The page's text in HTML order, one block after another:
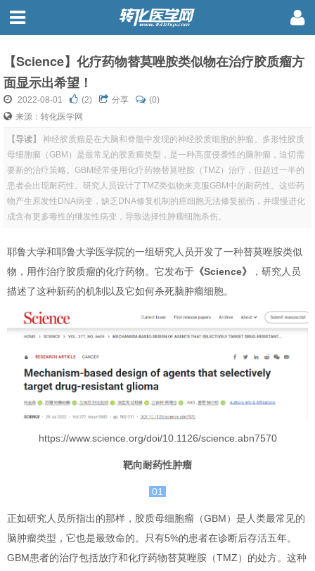
【Science】化疗药物替莫唑胺类似物在治疗胶质瘤方
面显示出希望！
2022-08-01 (2) 分享
(0)
来源：转化医学网
【导读】
神经胶质瘤是在大脑和脊髓中发现的神经胶质细胞的肿瘤。多形性胶质
母细胞瘤（GBM）是最常见的胶质瘤类型，是一种高度侵袭性的脑肿瘤，迫切需
要新的治疗策略。GBM经常使用化疗药物替莫唑胺（TMZ）治疗，但超过一半的
患者会出现耐药性。研究人员设计了TMZ类似物来克服GBM中的耐药性。这些药
物产生原发性DNA病变，缺乏DNA修复机制的癌细胞无法修复损伤，并缓慢进化
成含有更多毒性的继发性病变，导致选择性肿瘤细胞杀伤。
耶鲁大学和耶鲁大学医学院的一组研究人员开发了一种替莫唑胺类似
物，用作治疗胶质瘤的化疗药物。它发布于 《Science》
，研究人员
描述了这种新药的机制以及它如何杀死脑肿瘤细胞。
https://www.science.org/doi/10.1126/science.abn7570
靶向耐药性肿瘤
01
正如研究人员所指出的那样，胶质母细胞瘤（GBM）是人类最常见的
脑肿瘤类型，它也是最致命的。只有5%的患者在诊断后存活五年。
GBM患者的治疗包括放疗和化疗药物替莫唑胺（TMZ）的处方。这种